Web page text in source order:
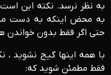
به محض اینکه به دست
حتی اگر فقط بدون خواندن
با همه اینها گیج نشوید ،
فقط مطمئن شوید که: